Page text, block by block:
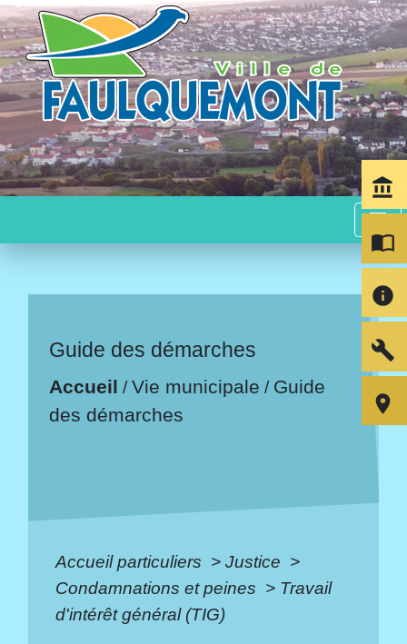
menu
Guide des démarches
Accueil /Vie municipale / Guide
des démarches
Accueil particuliers > Justice >
Condamnations et peines > Travail
d'intérêt général (TIG)
account_balance
import_contacts
info
build
room